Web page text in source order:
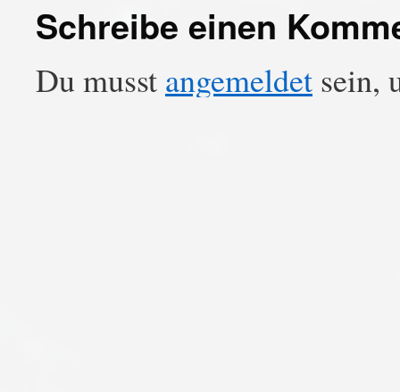
Schreibe einen
Du musst angemeldet sein,